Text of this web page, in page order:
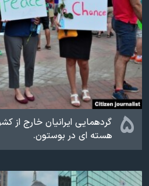
۵
گردهمایی ایرانیان خارج از
هسته ای در بوستون.